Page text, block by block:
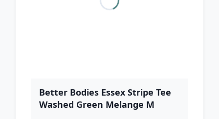
Better Bodies Essex Stripe Tee
Washed Green Melange M